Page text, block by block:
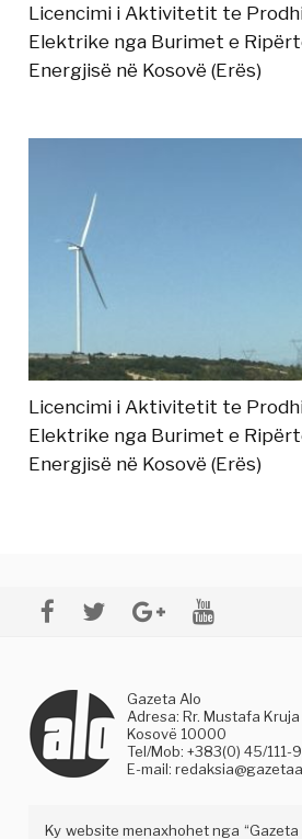
Licencimi i Aktivitetit te
Elektrike nga Burimet e
Energjisë në Kosovë (Erës)
Licencimi i Aktivitetit te
Elektrike nga Burimet e
Energjisë në Kosovë (Erës)
Gazeta Alo
Adresa: Rr. Mustafa
Kosovë 10000
Tel/Mob: +383(0) 45/111-
E-mail:
Ky website menaxhohet nga “Gazeta